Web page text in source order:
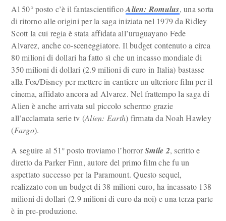
Al 50° posto c’è il fantascientificoAlien: Romulus, una sorta
di ritorno alle origini per la saga iniziata nel 1979 da Ridley
Scott la cui regia è stata affidata all’uruguayano Fede
Alvarez, anche co-sceneggiatore. Il budget contenuto a circa
80 milioni di dollari ha fatto sì che un incasso mondiale di
350 milioni di dollari (2.9 milioni di euro in Italia) bastasse
alla Fox/Disney per mettere in cantiere un ulteriore film per il
cinema, affidato ancora ad Alvarez. Nel frattempo la saga di
Alien è anche arrivata sul piccolo schermo grazie
all’acclamata serie tv (Alien: Earth) firmata da Noah Hawley
(Fargo).
A seguire al 51° posto troviamo l’horrorSmile 2, scritto e
diretto da Parker Finn, autore del primo film che fu un
aspettato successo per la Paramount. Questo sequel,
realizzato con un budget di 38 milioni euro, ha incassato 138
milioni di dollari (2.9 milioni di euro da noi) e una terza parte
è in pre-produzione.